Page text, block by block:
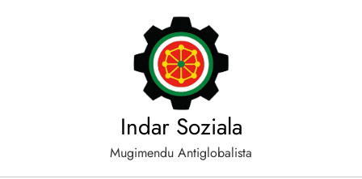
Indar Soziala
Mugimendu Antiglobalista